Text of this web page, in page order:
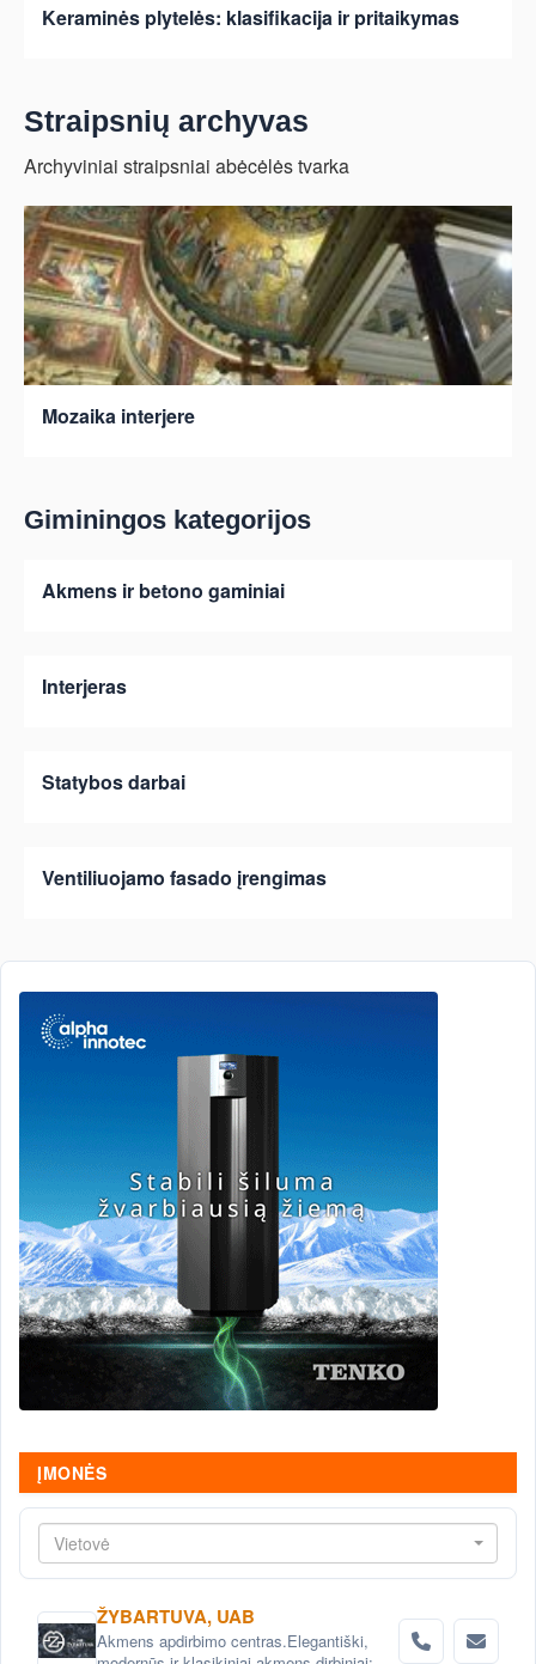
Keraminės plytelės: klasifikacija ir pritaikymas
Straipsnių archyvas
Archyviniai straipsniai abėcėlės tvarka
Mozaika interjere
Giminingos kategorijos
Akmens ir betono gaminiai
Interjeras
Statybos darbai
Ventiliuojamo fasado įrengimas
ĮMONĖS
Vietovė
ŽYBARTUVA, UAB
Akmens apdirbimo centras.Elegantiški,